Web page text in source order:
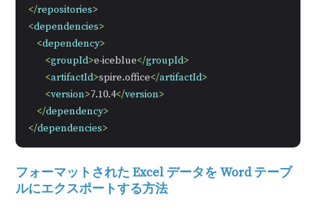
</repositories>
<dependencies>
<dependency>
<groupId>e-iceblue</groupId>
<artifactId>spire.office</artifactId>
<version>7.10.4</version>
</dependency>
</dependencies>
フォーマットされた Excel データを Word テーブ
ルにエクスポートする方法